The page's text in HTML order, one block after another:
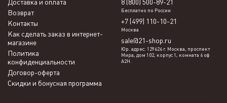
Доставка и оплата
Возврат
Контакты
Как сделать заказ в интернет-
магазине
Политика
конфиденциальности
Договор-оферта
Скидки и бонусная программа
8 (800) 500-89-21
Бесплатно по России
+7 (499) 110-10-21
Москва
sale@21-shop.ru
Юр. адрес: 129626 г. Москва, проспект
Мира, дом 102, корпус 1, комната 6 оф
А2Н.